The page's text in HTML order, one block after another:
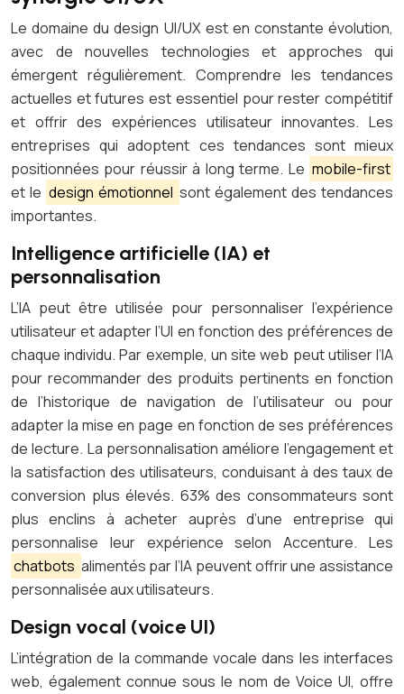
Le domaine du design UI/UX est en constante évolution,
avec de nouvelles technologies et approches qui
émergent régulièrement. Comprendre les tendances
actuelles et futures est essentiel pour rester compétitif
et offrir des expériences utilisateur innovantes. Les
entreprises qui adoptent ces tendances sont mieux
positionnées pour réussir à long terme. Le mobile-first
et le design émotionnel sont également des tendances
importantes.
Intelligence artificielle (IA) et
personnalisation
L’IA peut être utilisée pour personnaliser l’expérience
utilisateur et adapter l’UI en fonction des préférences de
chaque individu. Par exemple, un site web peut utiliser l’IA
pour recommander des produits pertinents en fonction
de l’historique de navigation de l’utilisateur ou pour
adapter la mise en page en fonction de ses préférences
de lecture. La personnalisation améliore l’engagement et
la satisfaction des utilisateurs, conduisant à des taux de
conversion plus élevés. 63% des consommateurs sont
plus enclins à acheter auprès d’une entreprise qui
personnalise leur expérience selon Accenture. Les
chatbots alimentés par l’IA peuvent offrir une assistance
personnalisée aux utilisateurs.
Design vocal (voice UI)
L’intégration de la commande vocale dans les interfaces
web, également connue sous le nom de Voice UI, offre